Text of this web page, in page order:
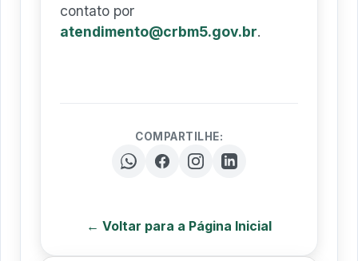
contato por
atendimento@crbm5.gov.br.
COMPARTILHE:
← Voltar para a Página Inicial